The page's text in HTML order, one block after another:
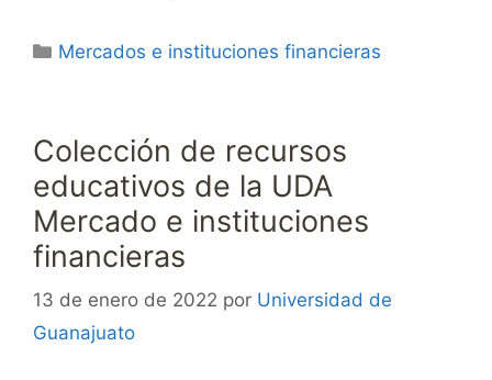
Categorías
Mercados e instituciones financieras
Colección de recursos
educativos de la UDA
Mercado e instituciones
financieras
13 de enero de 2022 por Universidad de
Guanajuato